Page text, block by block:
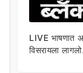
LIVE भाषणात
विसरायला